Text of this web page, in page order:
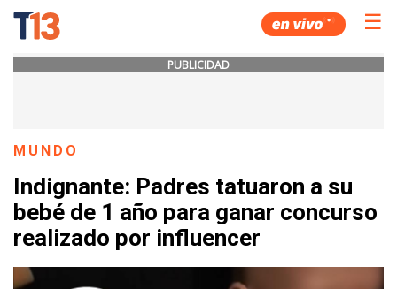
☰
PUBLICIDAD
MUNDO
Indignante: Padres tatuaron a su
bebé de 1 año para ganar concurso
realizado por influencer